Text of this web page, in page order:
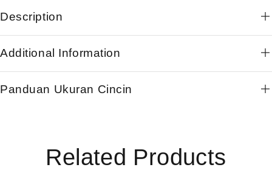
Description
Additional Information
Panduan Ukuran Cincin
Related Products